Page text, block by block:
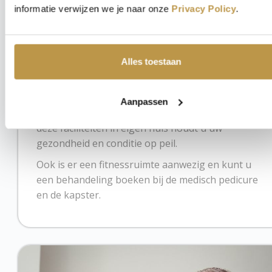
informatie verwijzen we je naar onze Privacy Policy.
Alles toestaan
Aanpassen
Wellness en sport
Kerckebosch Appartementen beschikt over een
verwarmd zwembad, sauna, fitnessruimte en
tennisbaan. Deze luxe is zonder extra kosten en
deze faciliteiten in eigen huis houdt u uw
gezondheid en conditie op peil.
Ook is er een fitnessruimte aanwezig en kunt u
een behandeling boeken bij de medisch pedicure
en de kapster.